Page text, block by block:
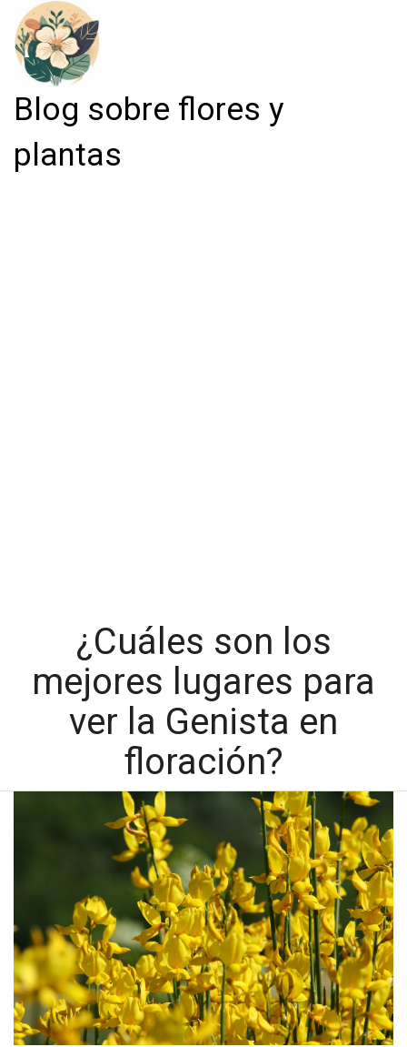
Blog sobre flores y
plantas
¿Cuáles son los
mejores lugares para
ver la Genista en
floración?